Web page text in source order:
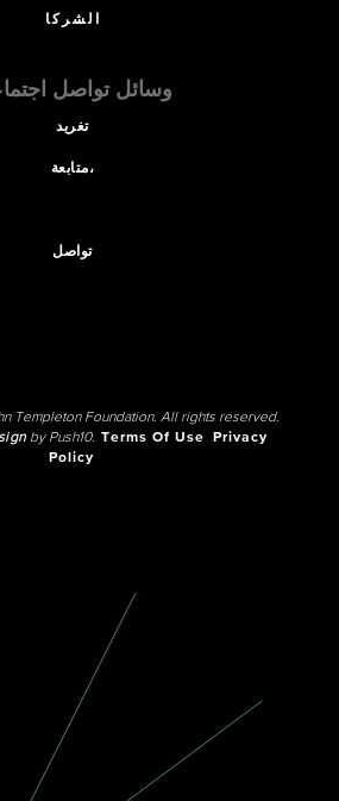
الشركا
وسائل تواصل
تغريد
متابعة،
تواصل
Templeton Foundation. All rights reserved.
by Push10. Terms Of Use
Privacy
Policy